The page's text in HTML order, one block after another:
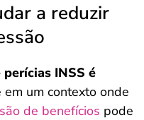
a reduzir
INSS é
em um contexto onde
de benefícios pode